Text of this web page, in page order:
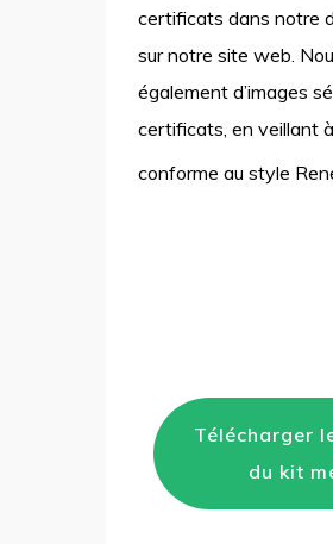
certificats dans notre
sur notre site web.
également d’images
certificats, en veillant
conforme au style
Télécharger
du kit